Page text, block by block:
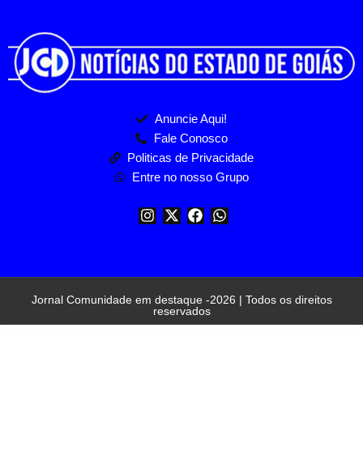
Anuncie Aqui!
Fale Conosco
Politicas de Privacidade
Entre no nosso Grupo
Jornal Comunidade em destaque -2026 | Todos os direitos
reservados